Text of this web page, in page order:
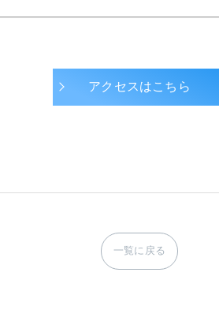
アクセスはこちら
一覧に戻る